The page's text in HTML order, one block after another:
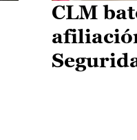
CLM